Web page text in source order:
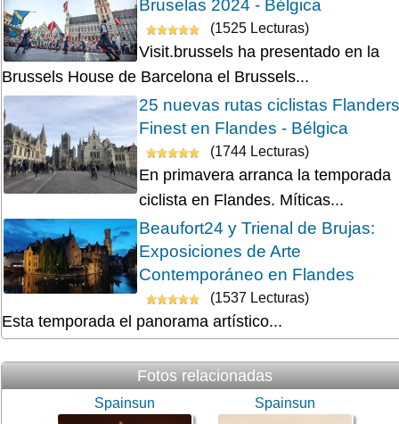
Bruselas 2024 - Bélgica
(1525 Lecturas)
Visit.brussels ha presentado en la
Brussels House de Barcelona el Brussels...
25 nuevas rutas ciclistas Flanders
Finest en Flandes - Bélgica
(1744 Lecturas)
En primavera arranca la temporada
ciclista en Flandes. Míticas...
Beaufort24 y Trienal de Brujas:
Exposiciones de Arte
Contemporáneo en Flandes
(1537 Lecturas)
Esta temporada el panorama artístico...
Fotos relacionadas
Spainsun Spainsun